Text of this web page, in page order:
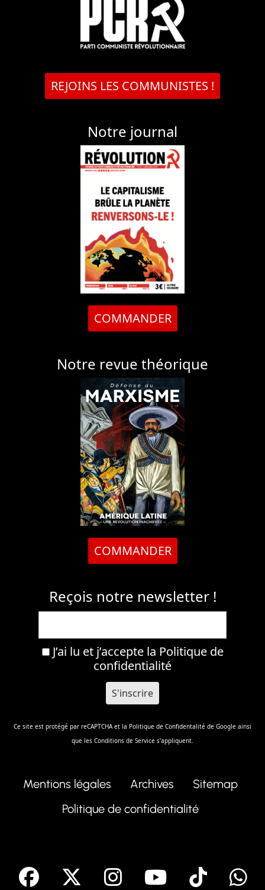
REJOINS LES COMMUNISTES !
Notre journal
COMMANDER
Notre revue théorique
COMMANDER
Reçois notre newsletter !
J’ai lu et j’accepte la Politique de
confidentialité
Ce site est protégé par reCAPTCHA et la Politique de Confidentalité de Google ainsi
que les Conditions de Service s'appliquent.
Mentions légales Archives
Sitemap
Politique de confidentialité
facebook Instagram
Youtube
Tik